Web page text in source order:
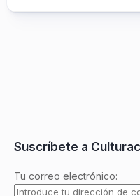
Suscríbete a
Tu correo electrónico: